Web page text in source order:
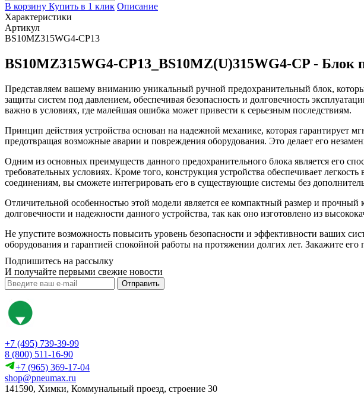
В корзину Купить в 1 клик Описание
Характеристики
Артикул
BS10MZ315WG4-CP13
BS10MZ315WG4-CP13_BS10MZ(U)315WG4-CP - Блок
Представляем вашему вниманию уникальный ручной предохранительный блок,
защиты систем под давлением, обеспечивая безопасность и долговечность
важно в условиях, где малейшая ошибка может привести к серьезным последствиям.
Принцип действия устройства основан на надежной механике, которая гарантирует
предотвращая возможные аварии и повреждения оборудования. Это делает его
Одним из основных преимуществ данного предохранительного блока является его
требовательных условиях. Кроме того, конструкция устройства обеспечивает
соединениям, вы сможете интегрировать его в существующие системы без
Отличительной особенностью этой модели является ее компактный размер и
долговечности и надежности данного устройства, так как оно изготовлено из
Не упустите возможность повысить уровень безопасности и эффективности ваших
оборудования и гарантией спокойной работы на протяжении долгих лет. Закажите
Подпишитесь на рассылку
И получайте первыми свежие новости
Отправить
+7 (495) 739-39-99
8 (800) 511-16-90
+7 (965) 369-17-04
shop@pneumax.ru
141590, Химки, Коммунальный проезд, строение 30